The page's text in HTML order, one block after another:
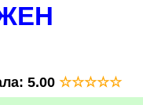
: 5.00 ☆☆☆☆☆